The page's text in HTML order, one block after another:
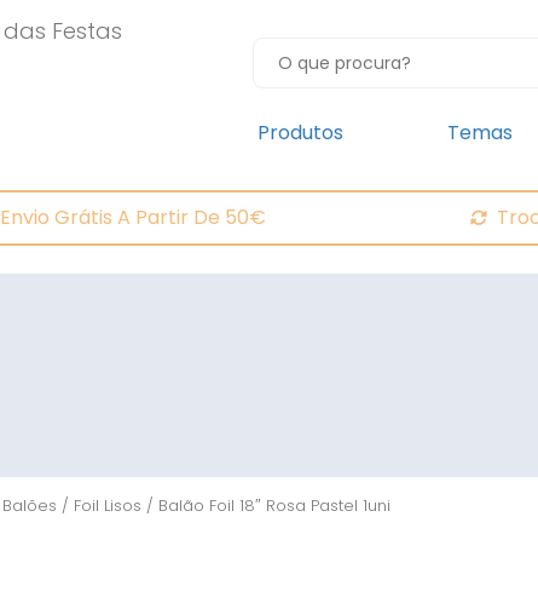
Produtos Temas
Envio Grátis A Partir De 50€
Balões / Foil Lisos / Balão Foil 18″ Rosa Pastel 1uni